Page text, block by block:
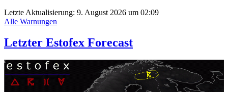
Letzte Aktualisierung: 9. August 2026 um 02:09
Alle Warnungen
Letzter Estofex Forecast